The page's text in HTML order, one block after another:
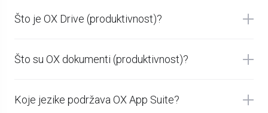
Što je OX Drive (produktivnost)?
Što su OX dokumenti (produktivnost)?
Koje jezike podržava OX App Suite?